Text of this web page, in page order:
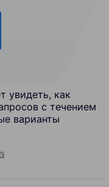
увидеть, как
с течением
варианты